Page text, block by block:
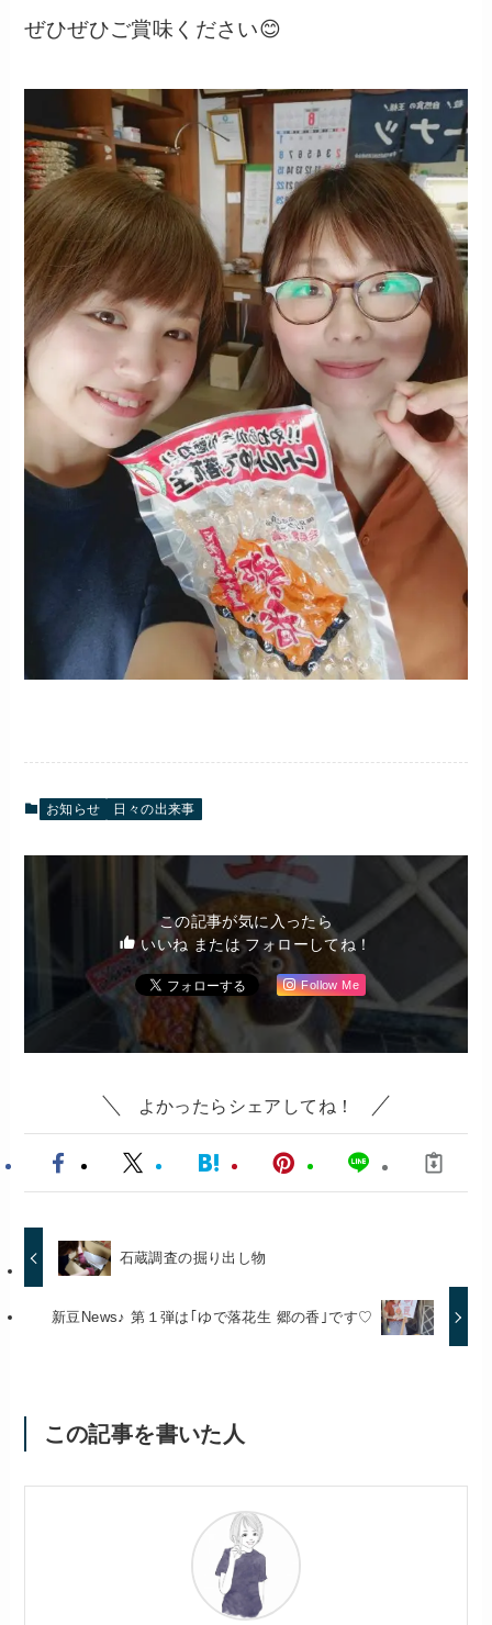
ぜひぜひご賞味ください😊
お知らせ 日々の出来事
この記事が気に入ったら
いいね または フォローしてね！
Follow Me
よかったらシェアしてね！
石蔵調査の掘り出し物
新豆News♪ 第１弾は｢ゆで落花生 郷の香｣です♡
この記事を書いた人